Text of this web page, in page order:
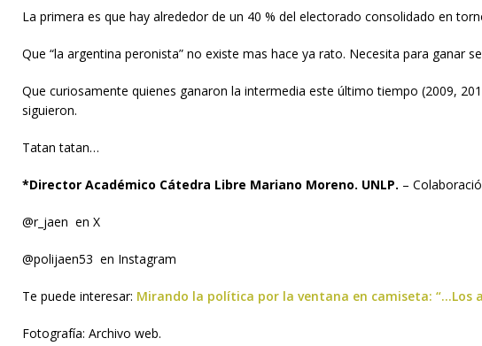
La primera es que hay alrededor de un 40 % del electorado consolidado en
Que “la argentina peronista” no existe mas hace ya rato. Necesita para ganar
Que curiosamente quienes ganaron la intermedia este último tiempo (2009,
siguieron.
Tatan tatan…
*Director Académico Cátedra Libre Mariano Moreno. UNLP. –
@r_jaen en X
@polijaen53 en Instagram
Te puede interesar: Mirando la política por la ventana en camiseta: “…Los
Fotografía: Archivo web.